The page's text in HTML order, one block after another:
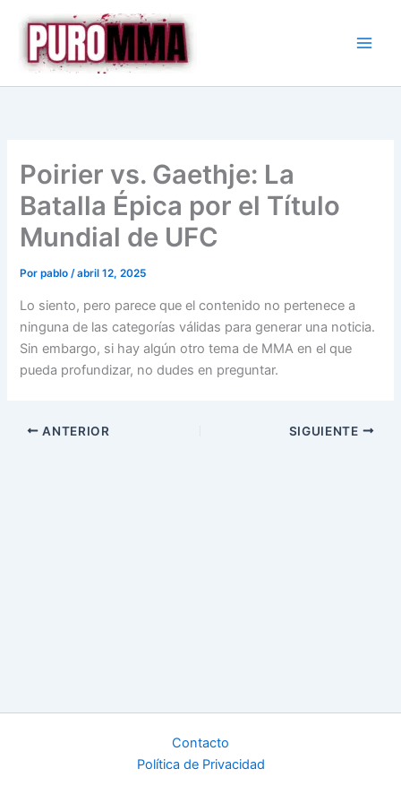
contenido
Poirier vs. Gaethje: La
Batalla Épica por el Título
Mundial de UFC
Porpablo/abril 12, 2025
Lo siento, pero parece que el contenido no pertenece a
ninguna de las categorías válidas para generar una noticia.
Sin embargo, si hay algún otro tema de MMA en el que
pueda profundizar, no dudes en preguntar.
ANTERIOR SIGUIENTE
Contacto
Política de Privacidad